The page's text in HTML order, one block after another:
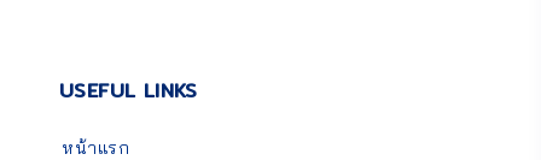
USEFUL LINKS
หน้าแรก